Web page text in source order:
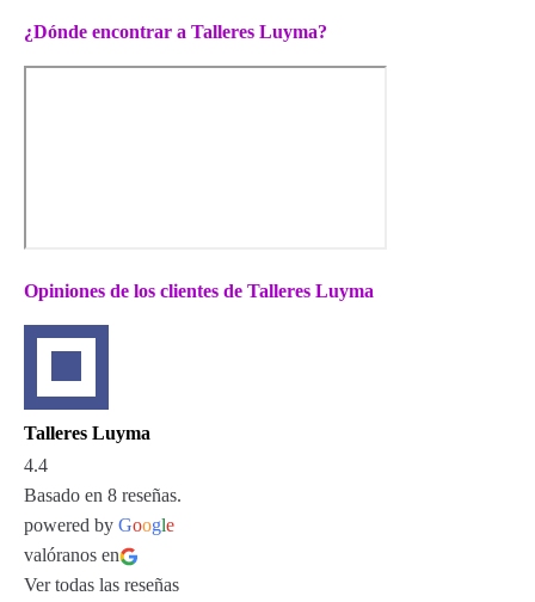
¿Dónde encontrar a Talleres Luyma?
Opiniones de los clientes de Talleres Luyma
Talleres Luyma
4.4
Basado en 8 reseñas.
powered by Google
valóranos en
Ver todas las reseñas